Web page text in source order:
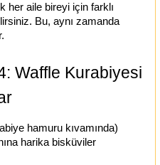
her aile bireyi için farklı
Bu, aynı zamanda
Waffle Kurabiyesi
hamuru kıvamında)
harika bisküviler